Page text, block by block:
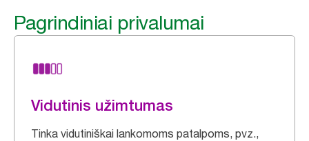
Pagrindiniai privalumai
Vidutinis užimtumas
Tinka vidutiniškai lankomoms patalpoms, pvz.,